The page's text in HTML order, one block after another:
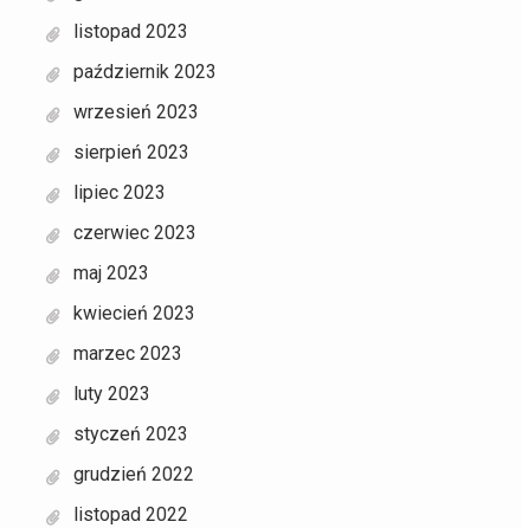
listopad 2023
październik 2023
wrzesień 2023
sierpień 2023
lipiec 2023
czerwiec 2023
maj 2023
kwiecień 2023
marzec 2023
luty 2023
styczeń 2023
grudzień 2022
listopad 2022